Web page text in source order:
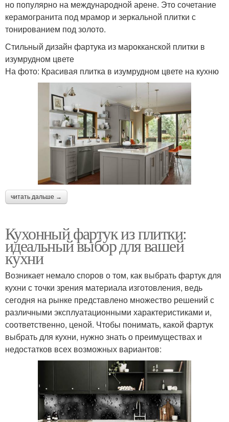
но популярно на международной арене. Это сочетание
керамогранита под мрамор и зеркальной плитки с
тонированием под золото.
Стильный дизайн фартука из марокканской плитки в
изумрудном цвете
На фото: Красивая плитка в изумрудном цвете на кухню
читать дальше →
Кухонный фартук из плитки:
идеальный выбор для вашей
кухни
Возникает немало споров о том, как выбрать фартук для
кухни с точки зрения материала изготовления, ведь
сегодня на рынке представлено множество решений с
различными эксплуатационными характеристиками и,
соответственно, ценой. Чтобы понимать, какой фартук
выбрать для кухни, нужно знать о преимуществах и
недостатков всех возможных вариантов: